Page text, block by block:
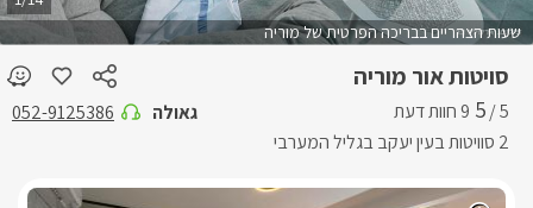
סויטות אור מוריה
5 /
5
2 סוויטות בעין יעקב בגליל המערבי
גאולה 052-9125386
שעות הצהריים בבריכה הפרטית של מוריה